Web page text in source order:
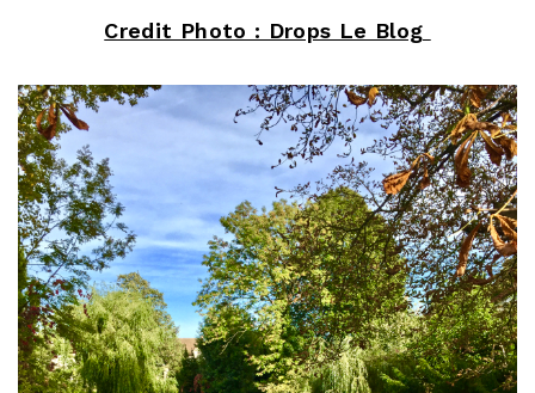
Credit Photo : Drops Le Blog